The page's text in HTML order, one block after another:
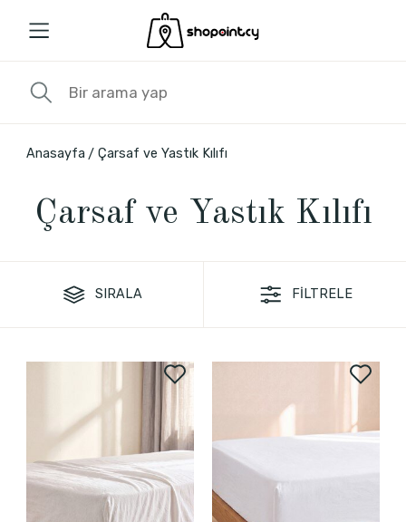
Anasayfa Çarsaf ve Yastık Kılıfı
Çarsaf ve Yastık Kılıfı
SIRALA FİLTRELE